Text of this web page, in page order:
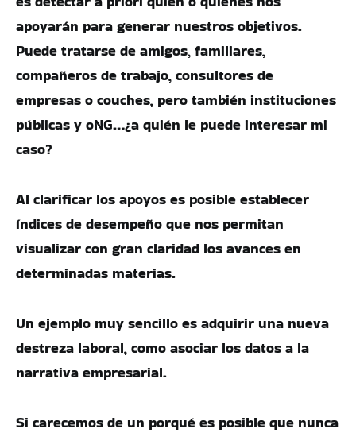
apoyarán para generar nuestros objetivos.
Puede tratarse de amigos, familiares,
compañeros de trabajo, consultores de
empresas o couches, pero también instituciones
públicas y oNG…¿a quién le puede interesar mi
caso?
Al clarificar los apoyos es posible establecer
índices de desempeño que nos permitan
visualizar con gran claridad los avances en
determinadas materias.
Un ejemplo muy sencillo es adquirir una nueva
destreza laboral, como asociar los datos a la
narrativa empresarial.
Si carecemos de un porqué es posible que nunca